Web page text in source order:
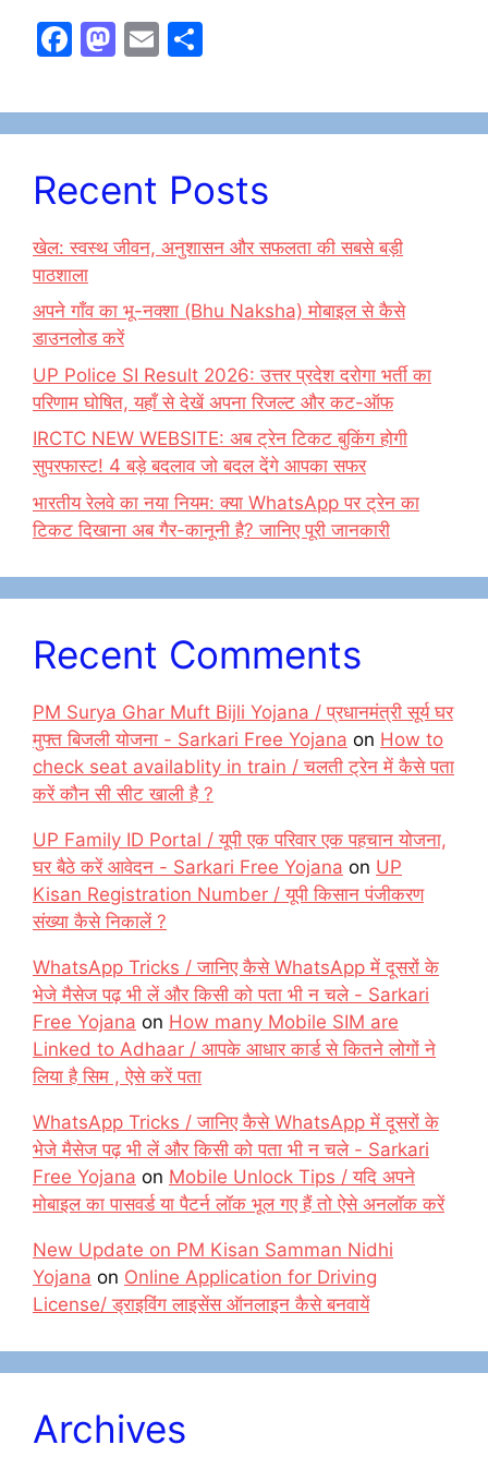
F
c
e
b
o
o
k
M
st
o
d
o
n
E
ai
l
ar
e
Recent Posts
खेल: स्वस्थ जीवन, अनुशासन और सफलता की सबसे बड़ी
पाठशाला
अपने गाँव का भू-नक्शा (Bhu Naksha) मोबाइल से कैसे
डाउनलोड करें
UP Police SI Result 2026: उत्तर प्रदेश दरोगा भर्ती का
परिणाम घोषित, यहाँ से देखें अपना रिजल्ट और कट-ऑफ
IRCTC NEW WEBSITE: अब ट्रेन टिकट बुकिंग होगी
सुपरफास्ट! 4 बड़े बदलाव जो बदल देंगे आपका सफर
भारतीय रेलवे का नया नियम: क्या WhatsApp पर ट्रेन का
टिकट दिखाना अब गैर-कानूनी है? जानिए पूरी जानकारी
Recent Comments
PM Surya Ghar Muft Bijli Yojana / प्रधानमंत्री सूर्य घर
मुफ्त बिजली योजना - Sarkari Free Yojana on How to
check seat availablity in train / चलती ट्रेन में कैसे पता
करें कौन सी सीट खाली है ?
UP Family ID Portal / यूपी एक परिवार एक पहचान योजना,
घर बैठे करें आवेदन - Sarkari Free Yojana on UP
Kisan Registration Number / यूपी किसान पंजीकरण
संख्या कैसे निकालें ?
WhatsApp Tricks / जानिए कैसे WhatsApp में दूसरों के
भेजे मैसेज पढ़ भी लें और किसी को पता भी न चले - Sarkari
Free Yojana on How many Mobile SIM are
Linked to Adhaar / आपके आधार कार्ड से कितने लोगों ने
लिया है सिम , ऐसे करें पता
WhatsApp Tricks / जानिए कैसे WhatsApp में दूसरों के
भेजे मैसेज पढ़ भी लें और किसी को पता भी न चले - Sarkari
Free Yojana on Mobile Unlock Tips / यदि अपने
मोबाइल का पासवर्ड या पैटर्न लॉक भूल गए हैं तो ऐसे अनलॉक करें
New Update on PM Kisan Samman Nidhi
Yojana on Online Application for Driving
License/ ड्राइविंग लाइसेंस ऑनलाइन कैसे बनवायें
Archives